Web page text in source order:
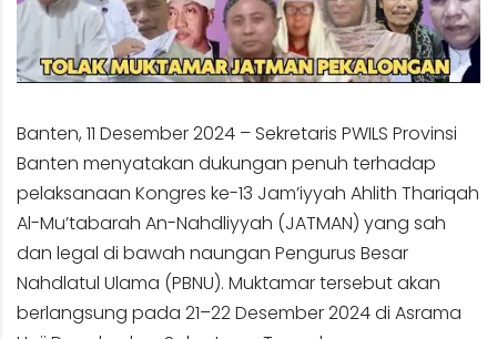
Banten, 11 Desember 2024 – Sekretaris PWILS Provinsi
Banten menyatakan dukungan penuh terhadap
pelaksanaan Kongres ke-13 Jam’iyyah Ahlith Thariqah
Al-Mu’tabarah An-Nahdliyyah (JATMAN) yang sah
dan legal di bawah naungan Pengurus Besar
Nahdlatul Ulama (PBNU). Muktamar tersebut akan
berlangsung pada 21–22 Desember 2024 di Asrama